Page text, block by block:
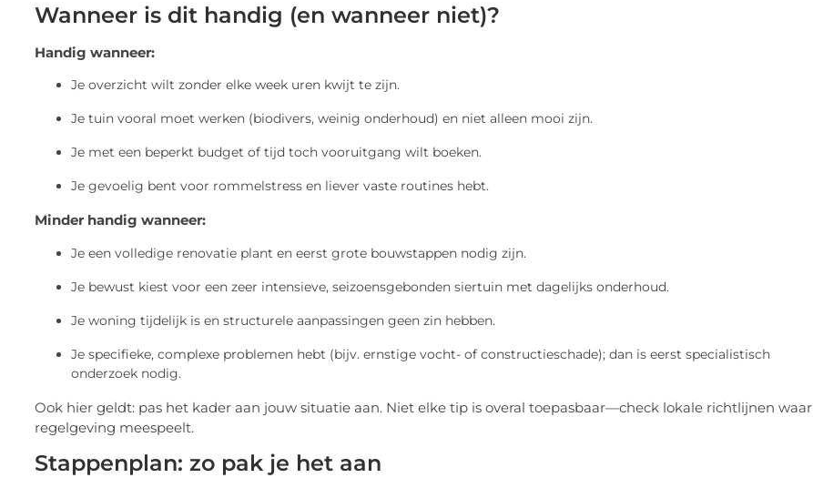
Wanneer is dit handig (en wanneer niet)?
Handig wanneer:
Je overzicht wilt zonder elke week uren kwijt te zijn.
Je tuin vooral moet werken (biodivers, weinig onderhoud) en niet alleen mooi zijn.
Je met een beperkt budget of tijd toch vooruitgang wilt boeken.
Je gevoelig bent voor rommelstress en liever vaste routines hebt.
Minder handig wanneer:
Je een volledige renovatie plant en eerst grote bouwstappen nodig zijn.
Je bewust kiest voor een zeer intensieve, seizoensgebonden siertuin met dagelijks onderhoud.
Je woning tijdelijk is en structurele aanpassingen geen zin hebben.
Je specifieke, complexe problemen hebt (bijv. ernstige vocht- of constructieschade); dan is eerst specialistisch
onderzoek nodig.
Ook hier geldt: pas het kader aan jouw situatie aan. Niet elke tip is overal toepasbaar—check lokale richtlijnen waar
regelgeving meespeelt.
Stappenplan: zo pak je het aan